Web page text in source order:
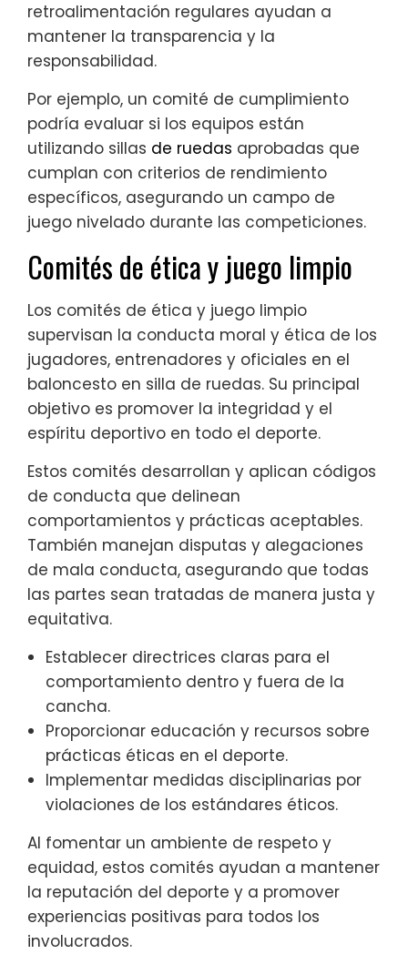
retroalimentación regulares ayudan a
mantener la transparencia y la
responsabilidad.
Por ejemplo, un comité de cumplimiento
podría evaluar si los equipos están
utilizando sillas de ruedas aprobadas que
cumplan con criterios de rendimiento
específicos, asegurando un campo de
juego nivelado durante las competiciones.
Comités de ética y juego limpio
Los comités de ética y juego limpio
supervisan la conducta moral y ética de los
jugadores, entrenadores y oficiales en el
baloncesto en silla de ruedas. Su principal
objetivo es promover la integridad y el
espíritu deportivo en todo el deporte.
Estos comités desarrollan y aplican códigos
de conducta que delinean
comportamientos y prácticas aceptables.
También manejan disputas y alegaciones
de mala conducta, asegurando que todas
las partes sean tratadas de manera justa y
equitativa.
Establecer directrices claras para el
comportamiento dentro y fuera de la
cancha.
Proporcionar educación y recursos sobre
prácticas éticas en el deporte.
Implementar medidas disciplinarias por
violaciones de los estándares éticos.
Al fomentar un ambiente de respeto y
equidad, estos comités ayudan a mantener
la reputación del deporte y a promover
experiencias positivas para todos los
involucrados.